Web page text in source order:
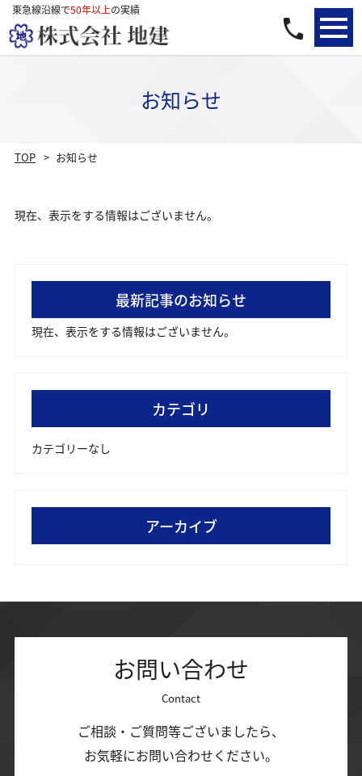
東急線沿線で50年以上の実績
お知らせ
TOP お知らせ
現在、表示をする情報はございません。
最新記事のお知らせ
現在、表示をする情報はございません。
カテゴリ
カテゴリーなし
アーカイブ
お問い合わせ
Contact
ご相談・ご質問等ございましたら、
お気軽にお問い合わせください。